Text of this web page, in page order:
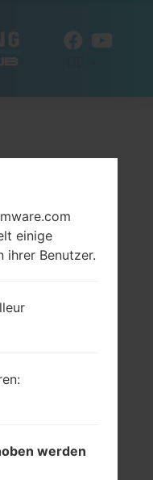
einige
ihrer Benutzer.
werden